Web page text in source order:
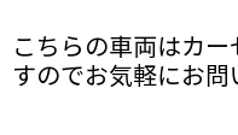
こちらの車両はカ
すのでお気軽にお